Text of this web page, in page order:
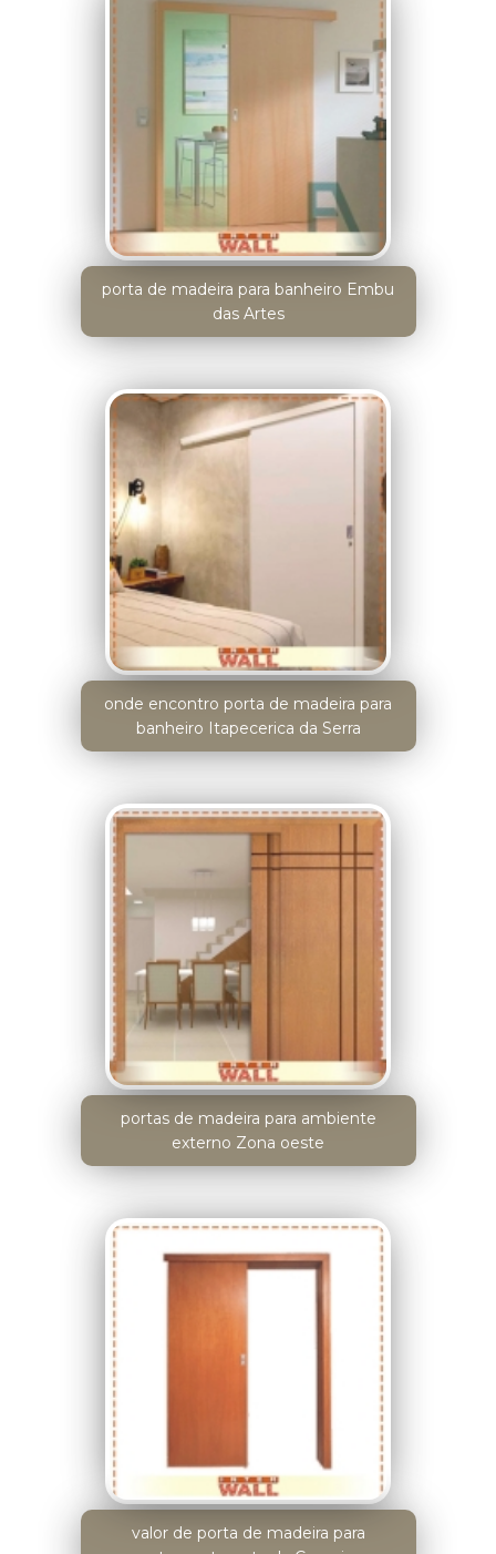
porta de madeira para banheiro Embu
das Artes
onde encontro porta de madeira para
banheiro Itapecerica da Serra
portas de madeira para ambiente
externo Zona oeste
valor de porta de madeira para